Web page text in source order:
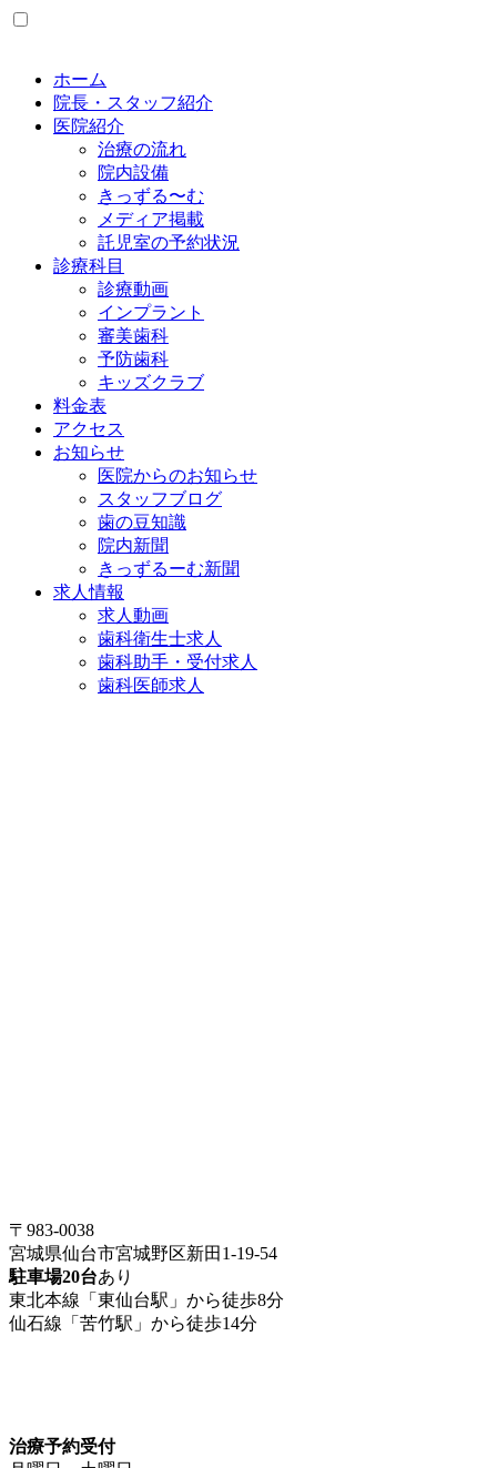
ホーム
院長・スタッフ紹介
医院紹介
治療の流れ
院内設備
きっずる〜む
メディア掲載
託児室の予約状況
診療科目
診療動画
インプラント
審美歯科
予防歯科
キッズクラブ
料金表
アクセス
お知らせ
医院からのお知らせ
スタッフブログ
歯の豆知識
院内新聞
きっずるーむ新聞
求人情報
求人動画
歯科衛生士求人
歯科助手・受付求人
歯科医師求人
〒983-0038
宮城県仙台市宮城野区新田1-19-54
駐車場20台あり
東北本線「東仙台駅」から徒歩8分
仙石線「苦竹駅」から徒歩14分
治療予約受付